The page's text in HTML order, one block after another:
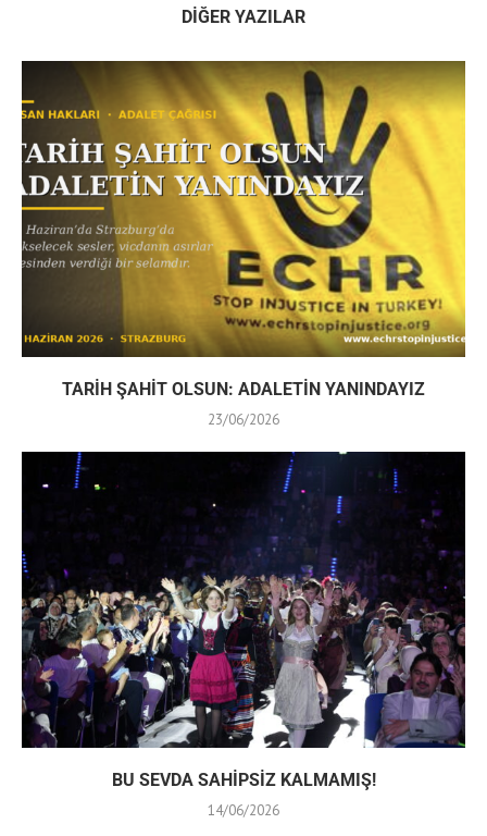
DIĞER YAZILAR
TARİH ŞAHİT OLSUN: ADALETİN YANINDAYIZ
23/06/2026
BU SEVDA SAHİPSİZ KALMAMIŞ!
14/06/2026